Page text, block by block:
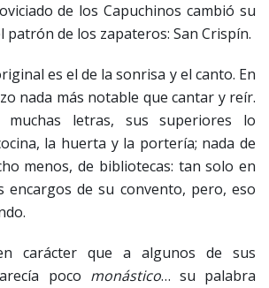
de los Capuchinos cambió su
patrón de los zapateros: San Crispín.
es el de la sonrisa y el canto. En
nada más notable que cantar y reír.
letras, sus superiores lo
la huerta y la portería; nada de
menos, de bibliotecas: tan solo en
encargos de su convento, pero, eso
carácter que a algunos de sus
poco monástico… su palabra